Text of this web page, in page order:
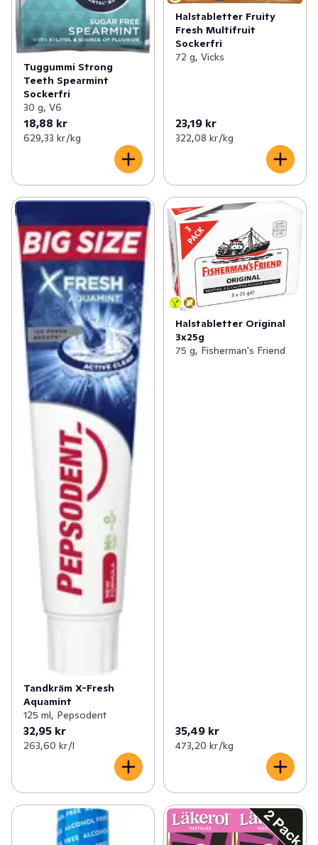
Tuggummi Strong
Teeth Spearmint
Sockerfri
30 g, V6
18,88 kr
629,33 kr /kg
Halstabletter Fruity
Fresh Multifruit
Sockerfri
72 g, Vicks
23,19 kr
322,08 kr /kg
Tandkräm X-Fresh
Aquamint
125 ml, Pepsodent
32,95 kr
263,60 kr /l
Halstabletter Original
3x25g
75 g, Fisherman's Friend
35,49 kr
473,20 kr /kg